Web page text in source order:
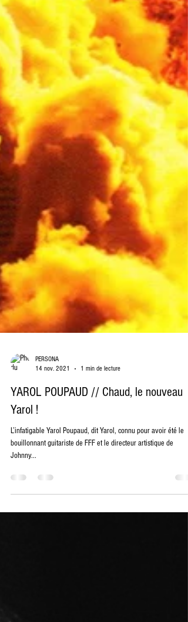
14 nov. 2021
1 min de lecture
YAROL POUPAUD // Chaud, le nouveau
Yarol !
L’infatigable Yarol Poupaud, dit Yarol, connu pour avoir été le
Johnny...